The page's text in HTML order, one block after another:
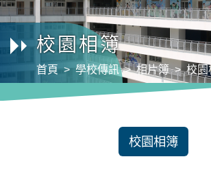
校園相簿
首頁 學校傳訊 相片簿 校園
校園相簿